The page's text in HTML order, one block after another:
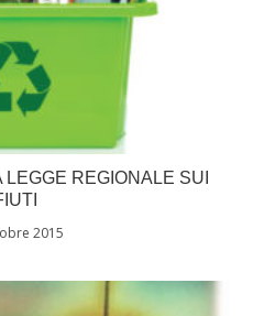
REGIONALE SUI
2015